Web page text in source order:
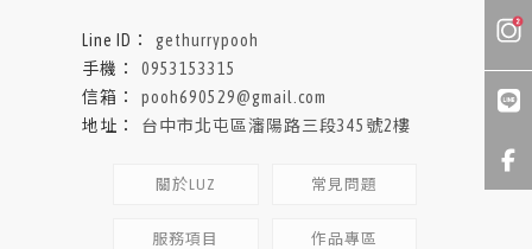
gethurrypooh
0953153315
pooh690529@gmail.com
台中市北屯區瀋陽路三段345號2樓
關於LUZ 常見問題
服務項目 作品專區